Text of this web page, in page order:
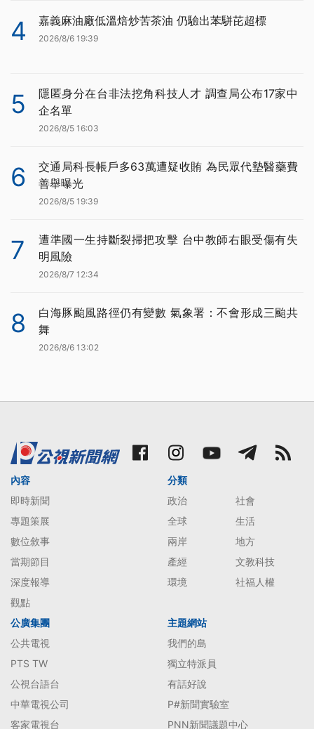
4 嘉義麻油廠低溫焙炒苦茶油 仍驗出苯駢芘超標
2026/8/6 19:39
5
隱匿身分在台非法挖角科技人才 調查局公布17家中
企名單
2026/8/5 16:03
6
交通局科長帳戶多63萬遭疑收賄 為民眾代墊醫藥費
善舉曝光
2026/8/5 19:39
7
遭準國一生持斷裂掃把攻擊 台中教師右眼受傷有失
明風險
2026/8/7 12:34
8
白海豚颱風路徑仍有變數 氣象署：不會形成三颱共
舞
2026/8/6 13:02
內容
即時新聞
專題策展
數位敘事
當期節目
深度報導
觀點
分類
政治
社會
全球
生活
兩岸
地方
產經
文教科技
環境
社福人權
公廣集團
公共電視
PTS TW
公視台語台
中華電視公司
客家電視台
主題網站
我們的島
獨立特派員
有話好說
P#新聞實驗室
PNN新聞議題中心